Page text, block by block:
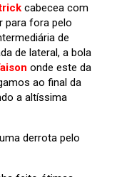
cabecea com
para fora pelo
de
de lateral, a bola
onde este da
ao final da
a altíssima
derrota pelo